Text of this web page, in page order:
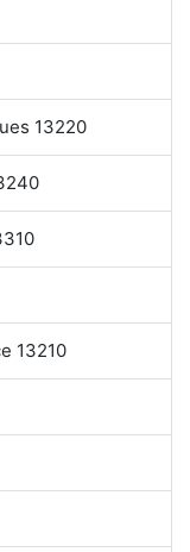
13220
13210